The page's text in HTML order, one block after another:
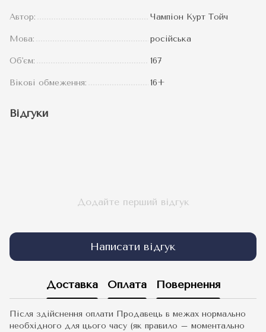
Автор: Чампіон Курт Тойч
Мова: російська
Об'єм: 167
Вікові обмеження: 16+
Відгуки
Додайте перший відгук
Написати відгук
Доставка Оплата Повернення
Після здійснення оплати Продавець в межах нормально
необхідного для цього часу (як правило – моментально